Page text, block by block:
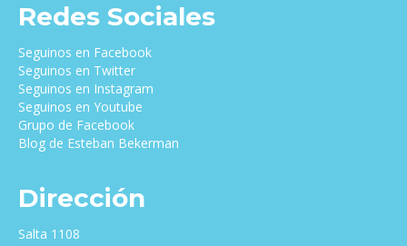
Redes Sociales
Seguinos en Facebook
Seguinos en Twitter
Seguinos en Instagram
Seguinos en Youtube
Grupo de Facebook
Blog de Esteban Bekerman
Dirección
Salta 1108